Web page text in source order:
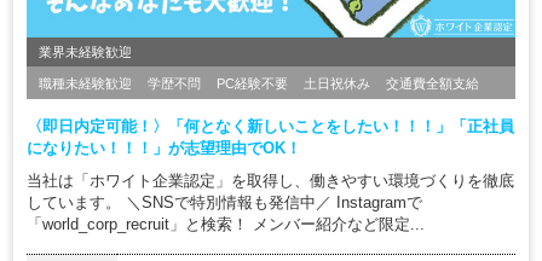
業界未経験歓迎
職種未経験歓迎 学歴不問 PC経験不要 土日祝休み 交通費全額支給
〈即日内定可能！〉「何となく新しいことをしたい！！！」「正社員
になりたい！！！」が志望理由でOK！
当社は「ホワイト企業認定」を取得し、働きやすい環境づくりを徹底
しています。 ＼SNSで特別情報も発信中／ Instagramで
「world_corp_recruit」と検索！ メンバー紹介など限定...